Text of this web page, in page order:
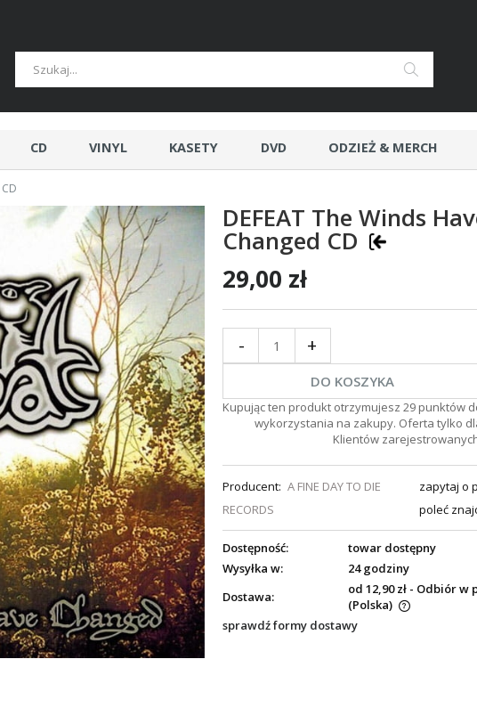
CD VINYL KASETY DVD ODZIEŻ & MERCH
DEFEAT The Winds
Changed CD
29,00 zł
- +
DO KOSZYKA
Kupując ten produkt otrzymujesz 29 punktów
wykorzystania na zakupy. Oferta tylko
Klientów
Producent: A FINE DAY TO DIE
RECORDS
zapytaj o
poleć
Dostępność:
towar dostępny
Wysyłka w:
24 godziny
Dostawa:
od 12,90 zł - Odbiór w
(Polska)
sprawdź formy dostawy